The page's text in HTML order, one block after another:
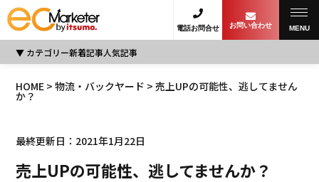
電話お問合せ お問い合わせ MENU
カテゴリー新着記事人気記事
HOME >物流・バックヤード > 売上UPの可能性、逃してません
か？
最終更新日：2021年1月22日
売上UPの可能性、逃してませんか？